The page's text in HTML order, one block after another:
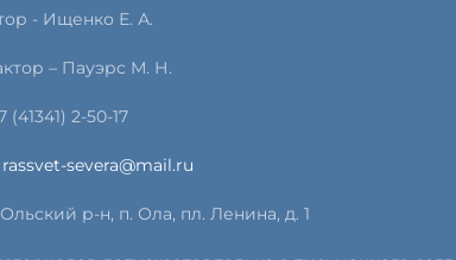
- Ищенко Е. А.
– Пауэрс М. Н.
2-50-17
rassvet-severa@mail.ru
р-н, п. Ола, пл. Ленина, д. 1